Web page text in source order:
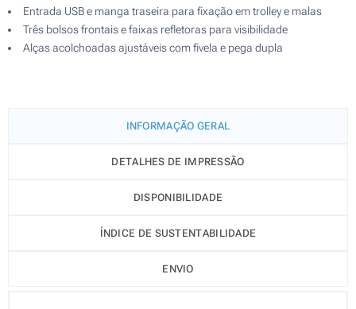
Entrada USB e manga traseira para fixação em trolley e malas
Três bolsos frontais e faixas refletoras para visibilidade
Alças acolchoadas ajustáveis com fivela e pega dupla
INFORMAÇÃO GERAL
DETALHES DE IMPRESSÃO
DISPONIBILIDADE
ÍNDICE DE SUSTENTABILIDADE
ENVIO